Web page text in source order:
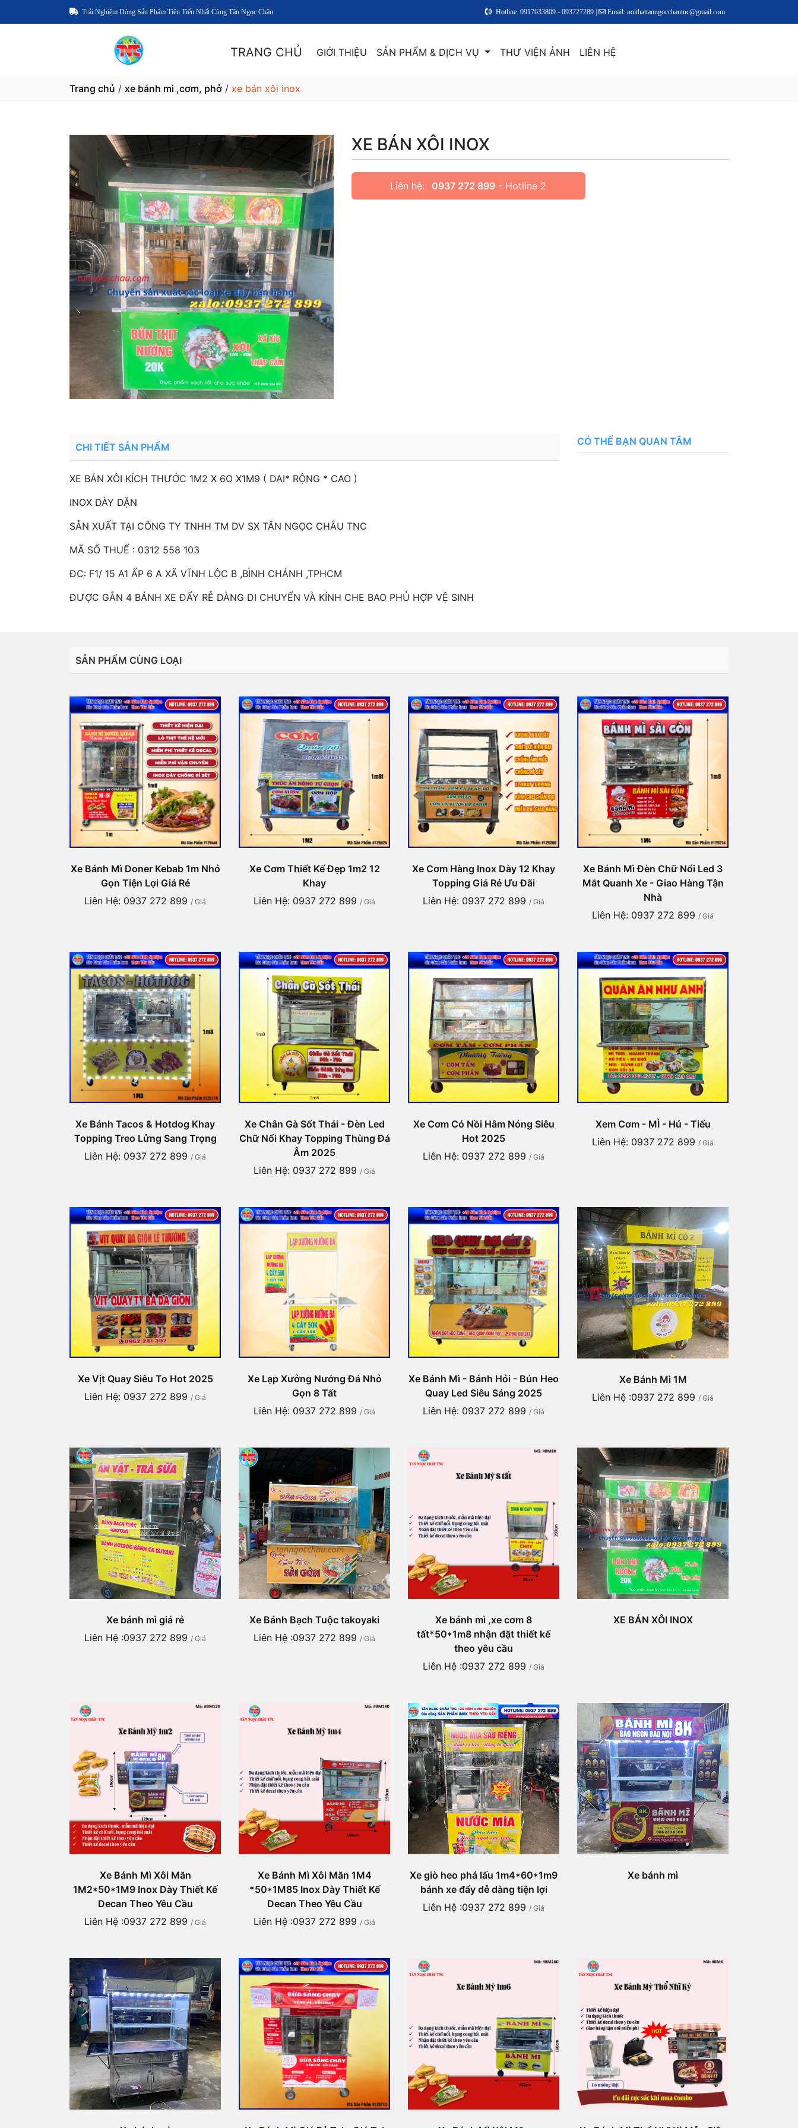
Trải Nghiệm Dòng Sản Phẩm Tiên Tiến Nhất Cùng Tân Ngọc Châu Hotline: 0917633809 - 093727289 | Email: noithattanngocchautnc@gmail.com
TRANG CHỦ GIỚI THIỆU SẢN PHẨM & DỊCH VỤ THƯ VIỆN ẢNH LIÊN HỆ
Trang chủ / xe bánh mì ,cơm, phở / xe bán xôi inox
XE BÁN XÔI INOX
Liên hệ: 0937 272 899 - Hotline 2
CHI TIẾT SẢN PHẨM
XE BÁN XÔI KÍCH THƯỚC 1M2 X 6O X1M9 ( DAI* RỘNG * CAO )
INOX DÀY DẶN
SẢN XUẤT TẠI CÔNG TY TNHH TM DV SX TÂN NGỌC CHÂU TNC
MÃ SỐ THUẾ : 0312 558 103
ĐC: F1/ 15 A1 ẤP 6 A XÃ VĨNH LỘC B ,BÌNH CHÁNH ,TPHCM
ĐƯỢC GẮN 4 BÁNH XE ĐẨY RỄ DÀNG DI CHUYỂN VÀ KÍNH CHE BAO PHỦ HỢP VỆ SINH
CÓ THỂ BẠN QUAN TÂM
SẢN PHẨM CÙNG LOẠI
Xe Bánh Mì Doner Kebab 1m Nhỏ
Gọn Tiện Lợi Giá Rẻ
Liên Hệ: 0937 272 899 / Giá
Xe Cơm Thiết Kế Đẹp 1m2 12
Khay
Liên Hệ: 0937 272 899 / Giá
Xe Cơm Hàng Inox Dày 12 Khay
Topping Giá Rẻ Ưu Đãi
Liên Hệ: 0937 272 899 / Giá
Xe Bánh Mì Đèn Chữ Nổi Led 3
Mắt Quanh Xe - Giao Hàng Tận
Nhà
Liên Hệ: 0937 272 899 / Giá
Xe Bánh Tacos & Hotdog Khay
Topping Treo Lửng Sang Trọng
Liên Hệ: 0937 272 899 / Giá
Xe Chân Gà Sốt Thái - Đèn Led
Chữ Nổi Khay Topping Thùng Đá
Âm 2025
Liên Hệ: 0937 272 899 / Giá
Xe Cơm Có Nồi Hâm Nóng Siêu
Hot 2025
Liên Hệ: 0937 272 899 / Giá
Xem Cơm - MÌ - Hủ - Tiếu
Liên Hệ: 0937 272 899 / Giá
Xe Vịt Quay Siêu To Hot 2025
Liên Hệ: 0937 272 899 / Giá
Xe Lạp Xưởng Nướng Đá Nhỏ
Gọn 8 Tất
Liên Hệ: 0937 272 899 / Giá
Xe Bánh Mì - Bánh Hỏi - Bún Heo
Quay Led Siêu Sáng 2025
Liên Hệ: 0937 272 899 / Giá
Xe Bánh Mì 1M
Liên Hệ :0937 272 899 / Giá
Xe bánh mì giá rẻ
Liên Hệ :0937 272 899 / Giá
Xe Bánh Bạch Tuộc takoyaki
Liên Hệ :0937 272 899 / Giá
Xe bánh mì ,xe cơm 8
tất*50*1m8 nhận đặt thiết kế
theo yêu cầu
Liên Hệ :0937 272 899 / Giá
XE BÁN XÔI INOX
Xe Bánh Mì Xôi Măn
1M2*50*1M9 Inox Dày Thiết Kế
Decan Theo Yêu Cầu
Liên Hệ :0937 272 899 / Giá
Xe Bánh Mì Xôi Măn 1M4
*50*1M85 Inox Dày Thiết Kế
Decan Theo Yêu Cầu
Liên Hệ :0937 272 899 / Giá
Xe giò heo phá lấu 1m4*60*1m9
bánh xe đẩy dễ dàng tiện lợi
Liên Hệ :0937 272 899 / Giá
Xe bánh mì